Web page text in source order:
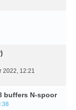
2022, 12:21
buffers N-spoor